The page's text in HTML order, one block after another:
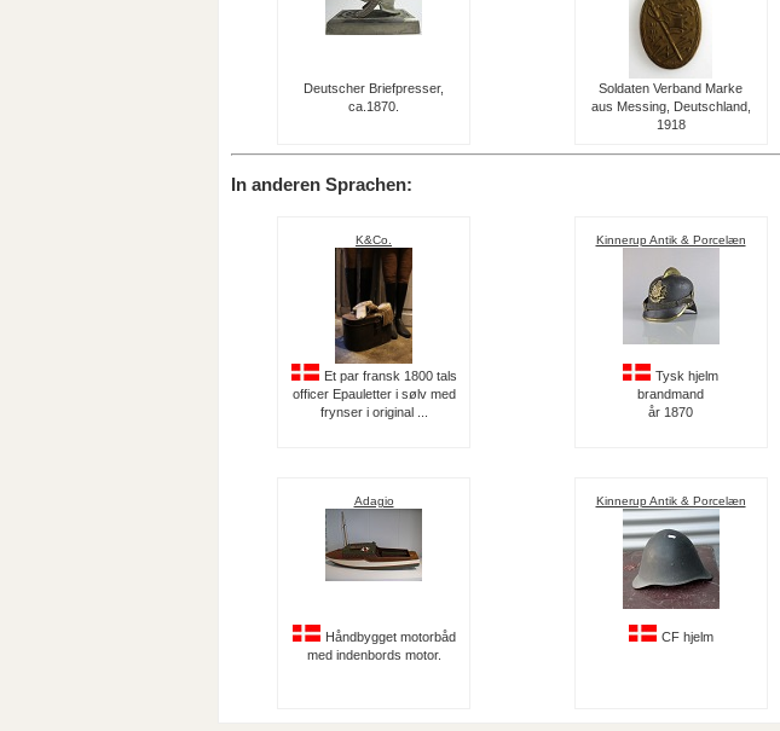
Deutscher Briefpresser,
ca.1870.
Soldaten Verband Marke
aus Messing, Deutschland,
1918
In anderen Sprachen:
K&Co.
Et par fransk 1800 tals
officer Epauletter i sølv med
frynser i original ...
Kinnerup Antik & Porcelæn
Tysk hjelm
brandmand
år 1870
Adagio
Håndbygget motorbåd
med indenbords motor.
Kinnerup Antik & Porcelæn
CF hjelm